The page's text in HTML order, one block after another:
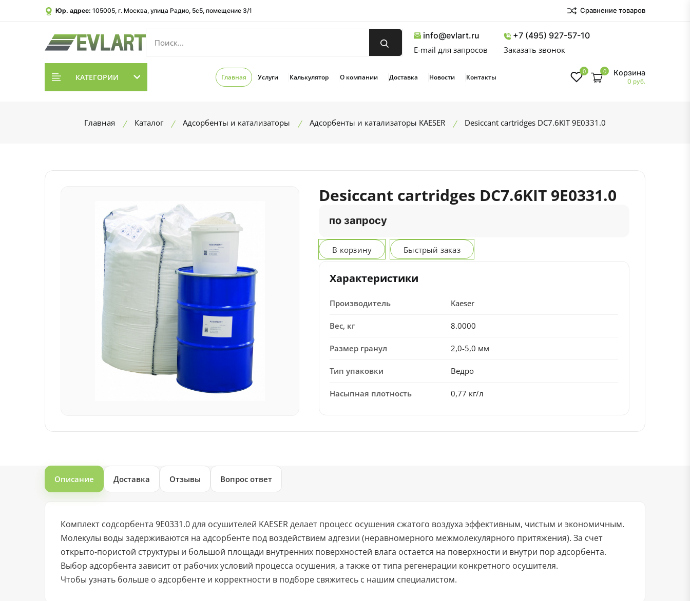
Юр. адрес: 105005, г. Москва, улица Радио, 5с5, помещение 3/1 Сравнение товаров
info@evlart.ru
E-mail для запросов
+7 (495) 927-57-10
Заказать звонок
КАТЕГОРИИ Главная Услуги Калькулятор О компании Доставка Новости Контакты
0 0 Корзина
0 руб.
Главная Каталог Адсорбенты и катализаторы Адсорбенты и катализаторы KAESER Desiccant cartridges DC7.6KIT 9E0331.0
Desiccant cartridges DC7.6KIT 9E0331.0
по запросу
В корзину Быстрый заказ
Характеристики
Производитель Kaeser
Вес, кг 8.0000
Размер гранул 2,0-5,0 мм
Тип упаковки Ведро
Насыпная плотность 0,77 кг/л
Описание Доставка Отзывы Вопрос ответ
Комплект содсорбента 9E0331.0 для осушителей KAESER делает процесс осушения сжатого воздуха эффективным, чистым и экономичным.
Молекулы воды задерживаются на адсорбенте под воздействием адгезии (неравномерного межмолекулярного притяжения). За счет
открыто-пористой структуры и большой площади внутренних поверхностей влага остается на поверхности и внутри пор адсорбента.
Выбор адсорбента зависит от рабочих условий процесса осушения, а также от типа регенерации конкретного осушителя.
Чтобы узнать больше о адсорбенте и корректности в подборе свяжитесь с нашим специалистом.